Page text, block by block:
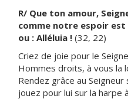
R/ Que ton amour,
comme notre espoir
ou : Alléluia ! (32, 22)
Criez de joie pour le
Hommes droits, à vous la
Rendez grâce au Seigneur
jouez pour lui sur la harpe